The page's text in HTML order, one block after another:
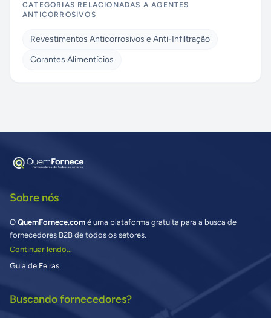
CATEGORIAS RELACIONADAS AAGENTES
ANTICORROSIVOS
Revestimentos Anticorrosivos e Anti-Infiltração
Corantes Alimentícios
Sobre nós
O QuemFornece.com é uma plataforma gratuita para a busca de
fornecedores B2B de todos os setores.
Continuar lendo...
Guia de Feiras
Buscando fornecedores?